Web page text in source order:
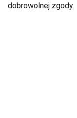
świecie. Lekarka:
dobrowolnej zgody.